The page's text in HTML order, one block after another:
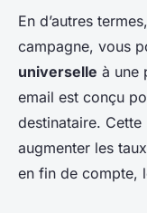
En d’autres
campagne, vous
universelle à une
email est conçu
destinataire.
augmenter les
en fin de compte,